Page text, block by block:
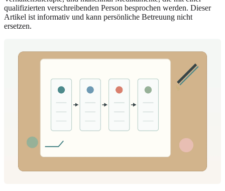
qualifizierten verschreibenden Person besprochen werden. Dieser
Artikel ist informativ und kann persönliche Betreuung nicht
ersetzen.